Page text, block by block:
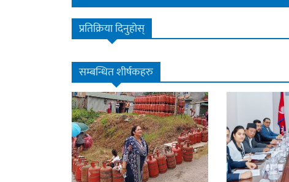
प्रतिक्रिया दिनुहोस्
सम्बन्धित शीर्षकहरु